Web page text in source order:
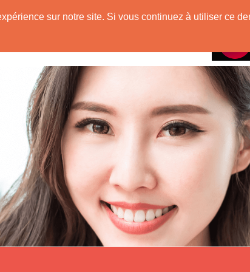
sur notre site. Si vous continuez à utiliser ce
Originaire de Chine !